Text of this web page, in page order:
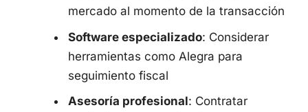
mercado al momento de la transacción
Software especializado: Considerar
herramientas como Alegra para
seguimiento fiscal
Asesoría profesional: Contratar